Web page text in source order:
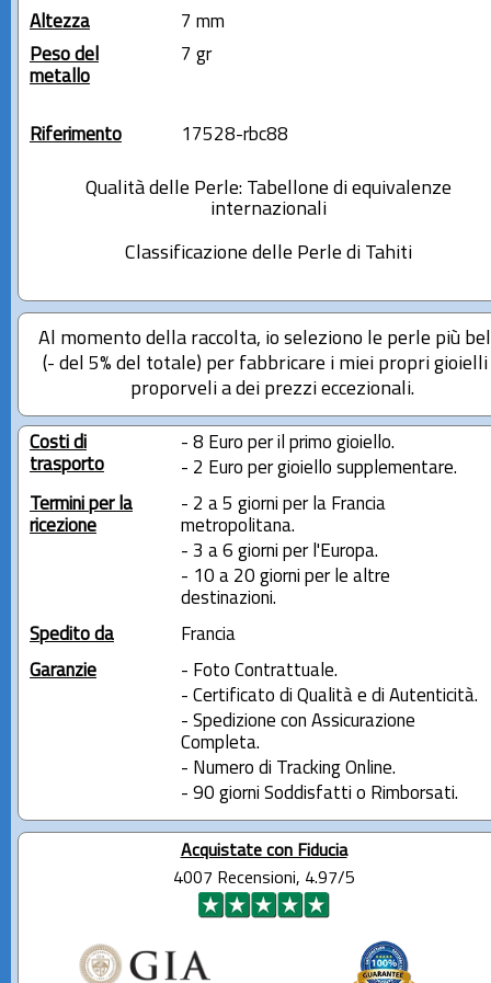
Altezza
7 mm
Peso del
metallo
7 gr
Riferimento 17528-rbc88
Qualità delle Perle: Tabellone di equivalenze
internazionali
Classificazione delle Perle di Tahiti
Al momento della raccolta, io seleziono le perle più
(- del 5% del totale) per fabbricare i miei propri gioielli
proporveli a dei prezzi eccezionali.
Costi di
trasporto
- 8 Euro per il primo gioiello.
- 2 Euro per gioiello supplementare.
Termini per la
ricezione
- 2 a 5 giorni per la Francia
metropolitana.
- 3 a 6 giorni per l'Europa.
- 10 a 20 giorni per le altre
destinazioni.
Spedito da
Francia
Garanzie
- Foto Contrattuale.
- Certificato di Qualità e di Autenticità.
- Spedizione con Assicurazione
Completa.
- Numero di Tracking Online.
- 90 giorni Soddisfatti o Rimborsati.
Acquistate con Fiducia
4007 Recensioni, 4.97/5